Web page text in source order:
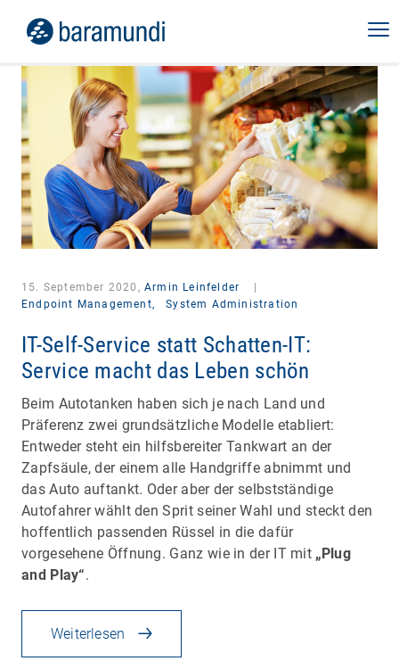
15. September 2020, Armin Leinfelder
Endpoint Management,
System Administration
IT-Self-Service statt Schatten-IT:
Service macht das Leben schön
Beim Autotanken haben sich je nach Land und
Präferenz zwei grundsätzliche Modelle etabliert:
Entweder steht ein hilfsbereiter Tankwart an der
Zapfsäule, der einem alle Handgriffe abnimmt und
das Auto auftankt. Oder aber der selbstständige
Autofahrer wählt den Sprit seiner Wahl und steckt den
hoffentlich passenden Rüssel in die dafür
vorgesehene Öffnung. Ganz wie in der IT mit „Plug
and Play“.
Weiterlesen